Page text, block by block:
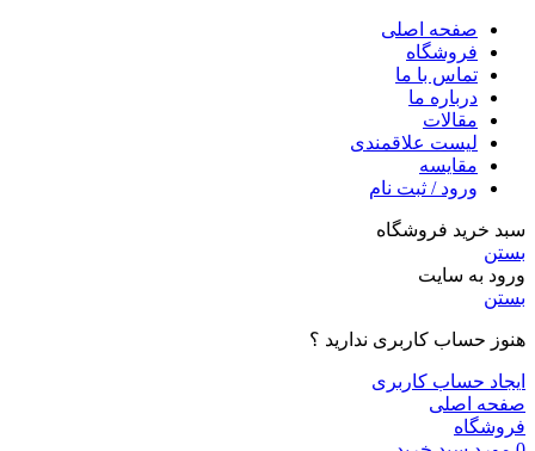
صفحه اصلی
فروشگاه
تماس با ما
درباره ما
مقالات
لیست علاقمندی
مقایسه
ورود / ثبت نام
سبد خرید فروشگاه
بستن
ورود به سایت
بستن
هنوز حساب کاربری ندارید ؟
ایجاد حساب کاربری
صفحه اصلی
فروشگاه